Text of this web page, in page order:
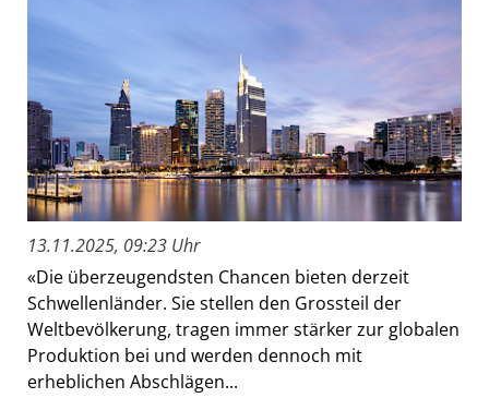
13.11.2025, 09:23 Uhr
«Die überzeugendsten Chancen bieten derzeit
Schwellenländer. Sie stellen den Grossteil der
Weltbevölkerung, tragen immer stärker zur globalen
Produktion bei und werden dennoch mit
erheblichen Abschlägen...